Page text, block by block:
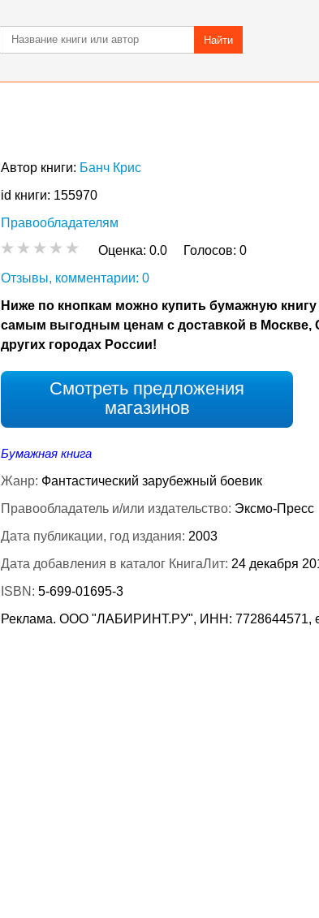
Найти
Автор книги: Банч Крис
id книги: 155970
Правообладателям
Оценка: 0.0 Голосов: 0
Отзывы, комментарии: 0
Ниже по кнопкам можно купить бумажную книгу
самым выгодным ценам с доставкой в Москве,
других городах России!
Смотреть предложения
магазинов
Бумажная книга
Жанр: Фантастический зарубежный боевик
Правообладатель и/или издательство: Эксмо-Пресс
Дата публикации, год издания: 2003
Дата добавления в каталог КнигаЛит: 24 декабря
ISBN: 5-699-01695-3
Реклама. ООО "ЛАБИРИНТ.РУ", ИНН: 7728644571,